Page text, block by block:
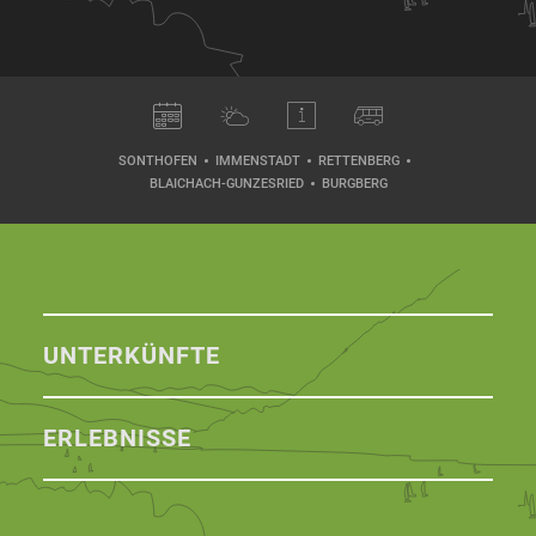
SONTHOFEN IMMENSTADT
RETTENBERG
BLAICHACH-GUNZESRIED
BURGBERG
UNTERKÜNFTE
ERLEBNISSE